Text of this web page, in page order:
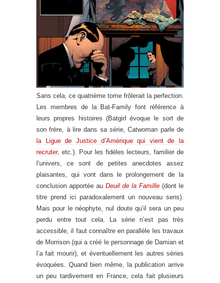
Sans cela, ce quatrième tome frôlerait la perfection.
Les membres de la Bat-Family font référence à
leurs propres histoires (Batgirl évoque le sort de
son frère, à lire dans sa série, Catwoman parle de
la Ligue de Justice d’Amérique qui vient de la
recruter, etc.). Pour les fidèles lecteurs, familier de
l’univers, ce sont de petites anecdotes assez
plaisantes, qui vont dans le prolongement de la
conclusion apportée au Deuil de la Famille (dont le
titre prend ici paradoxalement un nouveau sens).
Mais pour le néophyte, nul doute qu’il sera un peu
perdu entre tout cela. La série n’est pas très
accessible, il faut connaître en parallèle les travaux
de Morrison (qui a créé le personnage de Damian et
l’a fait mourir), et éventuellement les autres séries
évoquées. Quand bien même, la publication arrive
un peu tardivement en France, cela fait plusieurs